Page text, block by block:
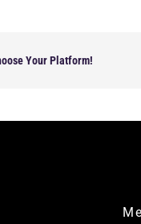
Your Platform!